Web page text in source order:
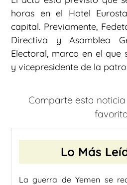
horas en el Hotel
capital. Previamente,
Directiva y Asamblea
Electoral, marco en el que
y vicepresidente de la
Comparte esta
favorita
Lo Más
La guerra de Yemen se